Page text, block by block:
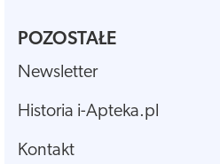
POZOSTAŁE
Newsletter
Historia i-Apteka.pl
Kontakt